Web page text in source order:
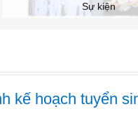
Sự kiện
kế hoạch tuyển